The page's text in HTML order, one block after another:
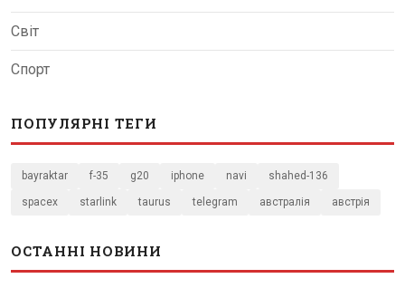
Світ
Спорт
ПОПУЛЯРНІ ТЕГИ
bayraktar f-35 g20 iphone navi shahed-136
spacex starlink taurus telegram австралія австрія
ОСТАННІ НОВИНИ